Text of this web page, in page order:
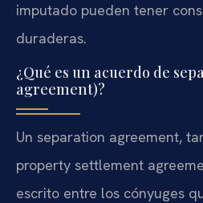
imputado pueden tener
duraderas.
¿Qué es un acuerdo de
agreement)?
Un separation agreement,
property settlement
escrito entre los cónyuges